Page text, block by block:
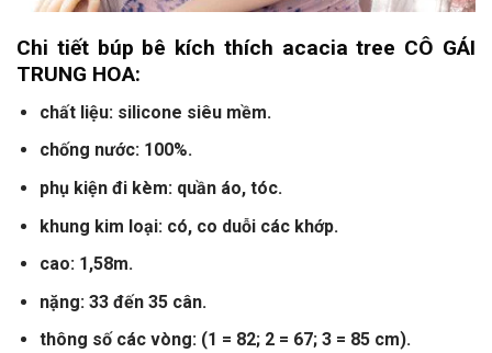
Chi tiết búp bê kích thích acacia tree CÔ GÁI
TRUNG HOA:
chất liệu: silicone siêu mềm.
chống nước: 100%.
phụ kiện đi kèm: quần áo, tóc.
khung kim loại: có, co duỗi các khớp.
cao: 1,58m.
nặng: 33 đến 35 cân.
thông số các vòng: (1 = 82; 2 = 67; 3 = 85 cm).